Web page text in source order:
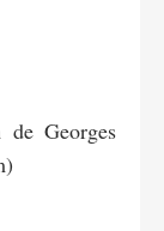
Georges